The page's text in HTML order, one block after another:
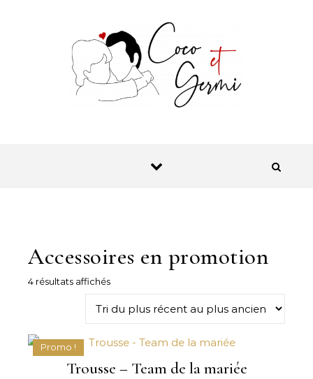
Accessoires en promotion
4 résultats affichésTrié du plus récent au plus ancien
Promo !
Trousse – Team de la mariée